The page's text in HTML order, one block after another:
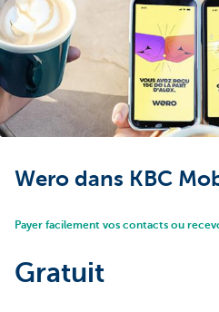
Wero dans KBC
Payer facilement vos contacts ou
Gratuit